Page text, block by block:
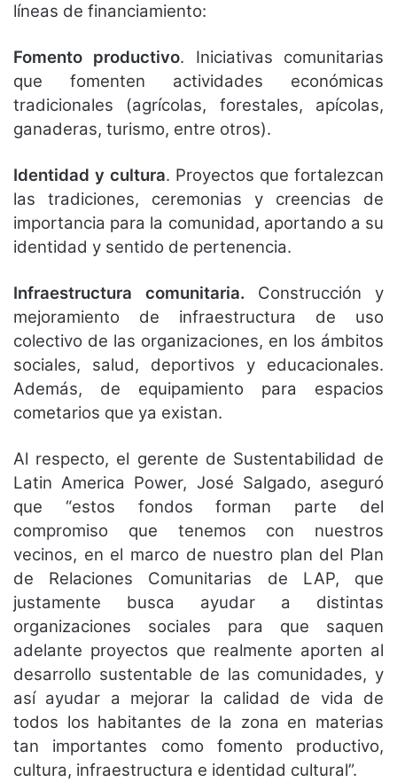
líneas de financiamiento:
Fomento productivo. Iniciativas comunitarias
que fomenten actividades económicas
tradicionales (agrícolas, forestales, apícolas,
ganaderas, turismo, entre otros).
Identidad y cultura. Proyectos que fortalezcan
las tradiciones, ceremonias y creencias de
importancia para la comunidad, aportando a su
identidad y sentido de pertenencia.
Infraestructura comunitaria. Construcción y
mejoramiento de infraestructura de uso
colectivo de las organizaciones, en los ámbitos
sociales, salud, deportivos y educacionales.
Además, de equipamiento para espacios
cometarios que ya existan.
Al respecto, el gerente de Sustentabilidad de
Latin America Power, José Salgado, aseguró
que “estos fondos forman parte del
compromiso que tenemos con nuestros
vecinos, en el marco de nuestro plan del Plan
de Relaciones Comunitarias de LAP, que
justamente busca ayudar a distintas
organizaciones sociales para que saquen
adelante proyectos que realmente aporten al
desarrollo sustentable de las comunidades, y
así ayudar a mejorar la calidad de vida de
todos los habitantes de la zona en materias
tan importantes como fomento productivo,
cultura, infraestructura e identidad cultural”.